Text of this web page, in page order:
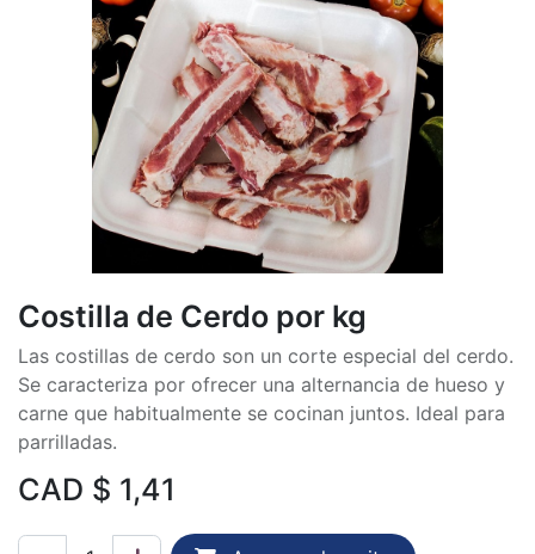
Costilla de Cerdo por kg
Las costillas de cerdo son un corte especial del cerdo.
Se caracteriza por ofrecer una alternancia de hueso y
carne que habitualmente se cocinan juntos. Ideal para
parrilladas.
CAD $ 1,41